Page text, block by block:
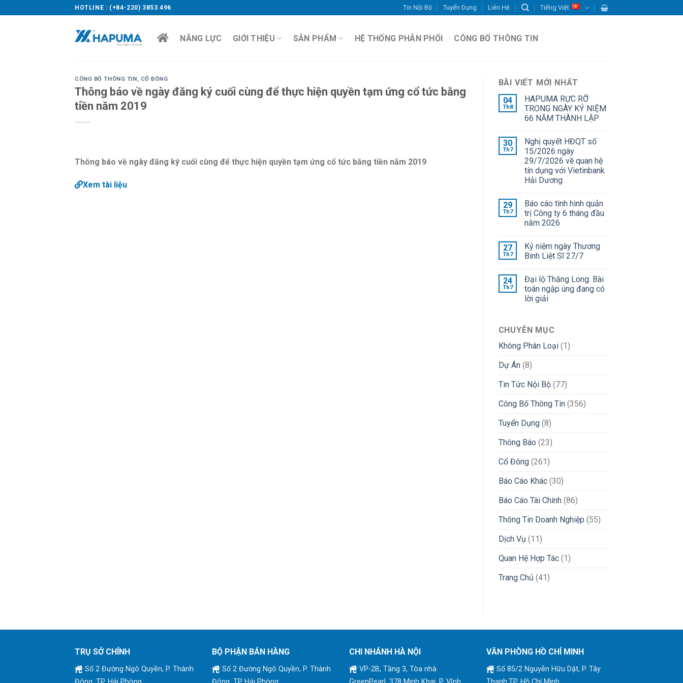
to
HOTLINE : (+84-220) 3853 496 Tin Nội Bộ Tuyển Dụng Liên Hệ Tiếng Việt
NĂNG LỰC GIỚI THIỆU SẢN PHẨM HỆ THỐNG PHÂN PHỐI CÔNG BỐ THÔNG TIN
CÔNG BỐ THÔNG TIN, CỔ ĐÔNG
Thông báo về ngày đăng ký cuối cùng để thực hiện quyền tạm ứng cổ tức bằng
tiền năm 2019
Thông báo về ngày đăng ký cuối cùng để thực hiện quyền tạm ứng cổ tức bằng tiền năm 2019
Xem tài liệu
BÀI VIẾT MỚI NHẤT
04
Th8
HAPUMA RỰC RỠ
TRONG NGÀY KỶ NIỆM
66 NĂM THÀNH LẬP
30
Th7
Nghị quyết HĐQT số
15/2026 ngày
29/7/2026 về quan hệ
tín dụng với Vietinbank
Hải Dương
29
Th7
Báo cáo tình hình quản
trị Công ty 6 tháng đầu
năm 2026
27
Th7
Kỷ niệm ngày Thương
Binh Liệt Sĩ 27/7
24
Th7
Đại lộ Thăng Long: Bài
toán ngập úng đang có
lời giải
CHUYÊN MỤC
Không Phân Loại(1)
Dự Án(8)
Tin Tức Nội Bộ(77)
Công Bố Thông Tin(356)
Tuyển Dụng(8)
Thông Báo (23)
Cổ Đông(261)
Báo Cáo Khác(30)
Báo Cáo Tài Chính(86)
Thông Tin Doanh Nghiệp (55)
Dịch Vụ (11)
Quan Hệ Hợp Tác(1)
Trang Chủ (41)
TRỤ SỞ CHÍNH
Số 2 Đường Ngô Quyền, P. Thành
BỘ PHẬN BÁN HÀNG
Số 2 Đường Ngô Quyền, P. Thành
CHI NHÁNH HÀ NỘI
VP-2B, Tầng 3, Tòa nhà
VĂN PHÒNG HỒ CHÍ MINH
Số 85/2 Nguyễn Hữu Dật, P. Tây